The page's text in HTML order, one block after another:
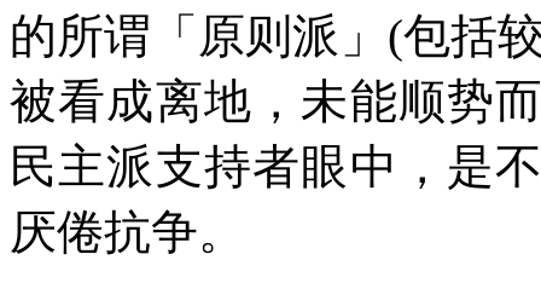
的所谓「原则派」 (包括
被看成离地，未能顺势
民主派支持者眼中，是
厌倦抗争。